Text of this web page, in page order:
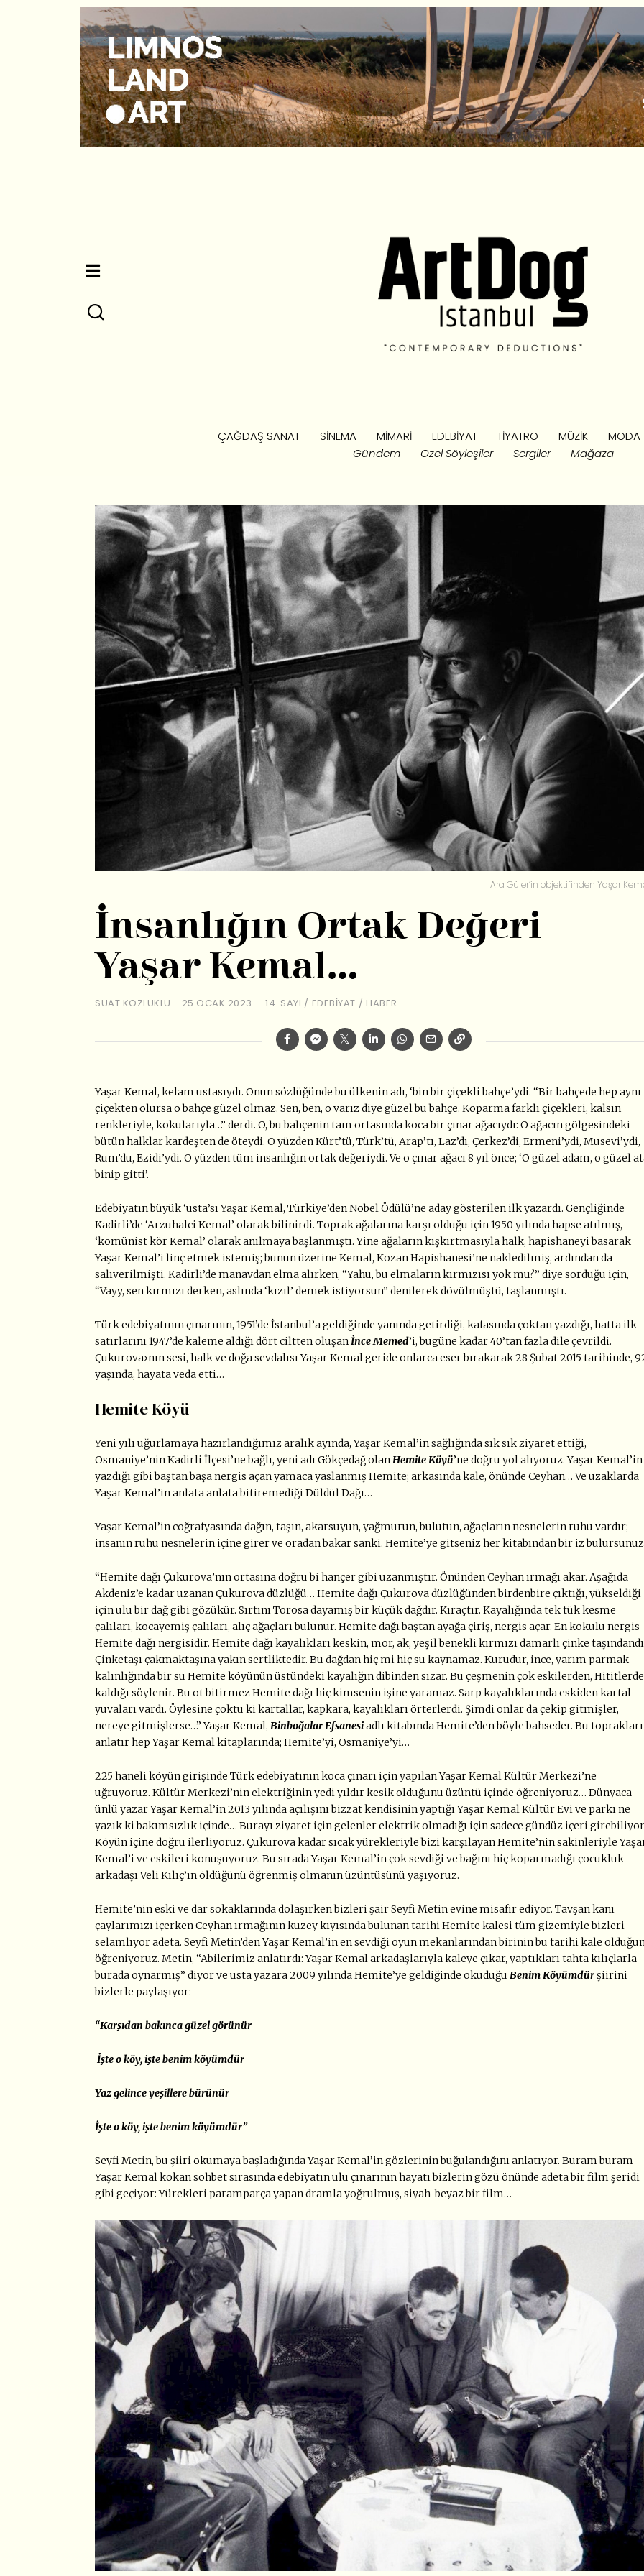
ÇAĞDAŞ SANAT SINEMA MIMARI EDEBIYAT TIYATRO MÜZIK
MODA
Gündem
Özel Söyleşiler Sergiler Mağaza
Ara Güler’in objektifinden Yaşar
İnsanlığın Ortak Değeri
Yaşar Kemal…
SUAT KOZLUKLU 25 OCAK 2023 14. SAYI / EDEBIYAT / HABER
Yaşar Kemal, kelam ustasıydı. Onun sözlüğünde bu ülkenin adı, ‘bin bir çiçekli bahçe’ydi. “Bir bahçede hep aynı
çiçekten olursa o bahçe güzel olmaz. Sen, ben, o varız diye güzel bu bahçe. Koparma farklı çiçekleri, kalsın
renkleriyle, kokularıyla…” derdi. O, bu bahçenin tam ortasında koca bir çınar ağacıydı: O ağacın gölgesindeki
bütün halklar kardeşten de öteydi. O yüzden Kürt’tü, Türk’tü, Arap’tı, Laz’dı, Çerkez’di, Ermeni’ydi, Musevi’ydi,
Rum’du, Ezidi’ydi. O yüzden tüm insanlığın ortak değeriydi. Ve o çınar ağacı 8 yıl önce; ‘O güzel adam, o güzel
binip gitti’.
Edebiyatın büyük ‘usta’sı Yaşar Kemal, Türkiye’den Nobel Ödülü’ne aday gösterilen ilk yazardı. Gençliğinde
Kadirli’de ‘Arzuhalci Kemal’ olarak bilinirdi. Toprak ağalarına karşı olduğu için 1950 yılında hapse atılmış,
‘komünist kör Kemal’ olarak anılmaya başlanmıştı. Yine ağaların kışkırtmasıyla halk, hapishaneyi basarak
Yaşar Kemal’i linç etmek istemiş; bunun üzerine Kemal, Kozan Hapishanesi’ne nakledilmiş, ardından da
salıverilmişti. Kadirli’de manavdan elma alırken, “Yahu, bu elmaların kırmızısı yok mu?” diye sorduğu için,
“Vayy, sen kırmızı derken, aslında ‘kızıl’ demek istiyorsun” denilerek dövülmüştü, taşlanmıştı.
Türk edebiyatının çınarının, 1951’de İstanbul’a geldiğinde yanında getirdiği, kafasında çoktan yazdığı, hatta ilk
satırlarını 1947’de kaleme aldığı dört ciltten oluşanİnceMemed’i, bugüne kadar 40’tan fazla dile çevrildi.
Çukurova›nın sesi, halk ve doğa sevdalısı Yaşar Kemal geride onlarca eser bırakarak 28 Şubat 2015 tarihinde,
yaşında, hayata veda etti…
Hemite Köyü
Yeni yılı uğurlamaya hazırlandığımız aralık ayında, Yaşar Kemal’in sağlığında sık sık ziyaret ettiği,
Osmaniye’nin Kadirli İlçesi’ne bağlı, yeni adı Gökçedağ olanHemiteKöyü’ne doğru yol alıyoruz. Yaşar Kemal’in
yazdığı gibi baştan başa nergis açan yamaca yaslanmış Hemite; arkasında kale, önünde Ceyhan… Ve uzaklarda
Yaşar Kemal’in anlata anlata bitiremediği Düldül Dağı…
Yaşar Kemal’in coğrafyasında dağın, taşın, akarsuyun, yağmurun, bulutun, ağaçların nesnelerin ruhu vardır;
insanın ruhu nesnelerin içine girer ve oradan bakar sanki. Hemite’ye gitseniz her kitabından bir iz
“Hemite dağı Çukurova’nın ortasına doğru bi hançer gibi uzanmıştır. Önünden Ceyhan ırmağı akar. Aşağıda
Akdeniz’e kadar uzanan Çukurova düzlüğü… Hemite dağı Çukurova düzlüğünden birdenbire çıktığı, yükseldiği
için ulu bir dağ gibi gözükür. Sırtını Torosa dayamış bir küçük dağdır. Kıraçtır. Kayalığında tek tük kesme
çalıları, kocayemiş çalıları, alıç ağaçları bulunur. Hemite dağı baştan ayağa çiriş, nergis açar. En kokulu nergis
Hemite dağı nergisidir. Hemite dağı kayalıkları keskin, mor, ak, yeşil benekli kırmızı damarlı çinke
Çinketaşı çakmaktaşına yakın sertliktedir. Bu dağdan hiç mi hiç su kaynamaz. Kurudur, ince, yarım parmak
kalınlığında bir su Hemite köyünün üstündeki kayalığın dibinden sızar. Bu çeşmenin çok eskilerden,
kaldığı söylenir. Bu ot bitirmez Hemite dağı hiç kimsenin işine yaramaz. Sarp kayalıklarında eskiden kartal
yuvaları vardı. Öylesine çoktu ki kartallar, kapkara, kayalıkları örterlerdi. Şimdi onlar da çekip gitmişler,
nereye gitmişlerse…” Yaşar Kemal, Binboğalar Efsanesiadlı kitabında Hemite’den böyle bahseder. Bu toprakları
anlatır hep Yaşar Kemal kitaplarında; Hemite’yi, Osmaniye’yi…
225 haneli köyün girişinde Türk edebiyatının koca çınarı için yapılan Yaşar Kemal Kültür Merkezi’ne
uğruyoruz. Kültür Merkezi’nin elektriğinin yedi yıldır kesik olduğunu üzüntü içinde öğreniyoruz… Dünyaca
ünlü yazar Yaşar Kemal’in 2013 yılında açılışını bizzat kendisinin yaptığı Yaşar Kemal Kültür Evi ve parkı ne
yazık ki bakımsızlık içinde… Burayı ziyaret için gelenler elektrik olmadığı için sadece gündüz içeri
Köyün içine doğru ilerliyoruz. Çukurova kadar sıcak yürekleriyle bizi karşılayan Hemite’nin sakinleriyle
Kemal’i ve eskileri konuşuyoruz. Bu sırada Yaşar Kemal’in çok sevdiği ve bağını hiç koparmadığı çocukluk
arkadaşı Veli Kılıç’ın öldüğünü öğrenmiş olmanın üzüntüsünü yaşıyoruz.
Hemite’nin eski ve dar sokaklarında dolaşırken bizleri şair Seyfi Metin evine misafir ediyor. Tavşan kanı
çaylarımızı içerken Ceyhan ırmağının kuzey kıyısında bulunan tarihi Hemite kalesi tüm gizemiyle bizleri
selamlıyor adeta. Seyfi Metin’den Yaşar Kemal’in en sevdiği oyun mekanlarından birinin bu tarihi kale
öğreniyoruz. Metin, “Abilerimiz anlatırdı: Yaşar Kemal arkadaşlarıyla kaleye çıkar, yaptıkları tahta kılıçlarla
burada oynarmış” diyor ve usta yazara 2009 yılında Hemite’ye geldiğinde okuduğu Benim Köyümdürşiirini
bizlerle paylaşıyor:
“Karşıdan bakınca güzel görünür
İşte o köy, işte benim köyümdür
Yaz gelince yeşillere bürünür
İşte o köy, işte benim köyümdür”
Seyfi Metin, bu şiiri okumaya başladığında Yaşar Kemal’in gözlerinin buğulandığını anlatıyor. Buram buram
Yaşar Kemal kokan sohbet sırasında edebiyatın ulu çınarının hayatı bizlerin gözü önünde adeta bir film şeridi
gibi geçiyor: Yürekleri paramparça yapan dramla yoğrulmuş, siyah-beyaz bir film…